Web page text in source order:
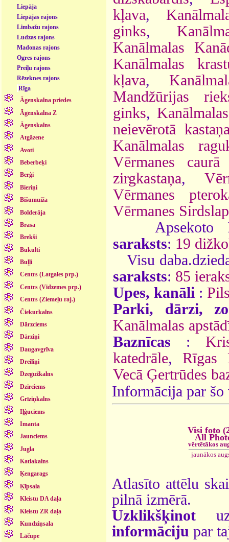
Liepāja
Liepājas rajons
Limbažu rajons
Ludzas rajons
Madonas rajons
Ogres rajons
Preiļu rajons
Rēzeknes rajons
Rīga
Āgenskalna priedes
Āgenskalna Z
Āgenskalns
Atgāzene
Avoti
Beberbeķi
Berģi
Bieriņi
Bišumuiža
Bolderāja
Brasa
Brekši
Bukulti
Buļļi
Centrs (Latgales prp.)
Centrs (Vidzemes prp.)
Centrs (Ziemeļu raj.)
Čiekurkalns
Dārzciems
Dārziņi
Daugavgrīva
Dreiliņi
Dzegužkalns
Dzirciems
Grīziņkalns
Iļģuciems
Imanta
Jaunciems
Jugla
Katlakalns
Ķengarags
Ķīpsala
Kleistu DA daļa
Kleistu ZR daļa
Kundziņsala
Lāčupe
kļava,
ginks,
Kanālmalas
Kanālmalas
kļava,
Mandžūrijas
ginks,
neievērotā
Kanālmalas
Vērmanes caurā
zirgkastaņa,
Vērmanes
Vērmanes
Apsekoto
saraksts: 19
Visu
saraksts: 85
Upes, kanāli :
Parki, dārzi,
Kanālmalas
Baznīcas :
katedrāle,Rīgas
Vecā Ģertrūdes
Informācija par
Visi foto
All
vērtētākos
jaunākos
Atlasīto attēlu
pilnā izmērā.
Uzklikšķinot
informāciju par